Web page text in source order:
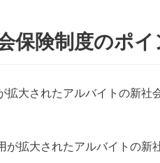
保険制度のポ
拡大されたアルバイトの新社
拡大されたアルバイトの新